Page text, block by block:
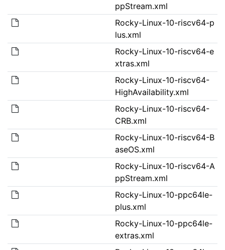
ppStream.xml
Rocky-Linux-10-riscv64-p
lus.xml
Rocky-Linux-10-riscv64-e
xtras.xml
Rocky-Linux-10-riscv64-
HighAvailability.xml
Rocky-Linux-10-riscv64-
CRB.xml
Rocky-Linux-10-riscv64-B
aseOS.xml
Rocky-Linux-10-riscv64-A
ppStream.xml
Rocky-Linux-10-ppc64le-
plus.xml
Rocky-Linux-10-ppc64le-
extras.xml